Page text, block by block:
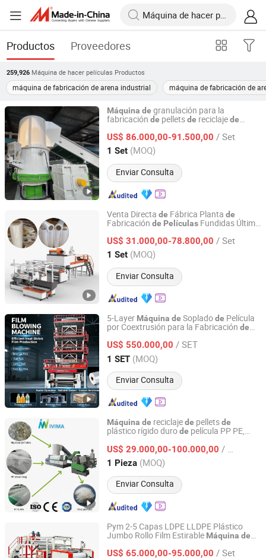
Productos Proveedores
259,926 Máquina de hacer películas Productos
máquina de fabricación de arena industrial máquina de fabricación de
Máquina de granulación para la
fabricación de pelletsde reciclajede
US$ 86.000,00-91.500,00 / Set
1 Set (MOQ)
Enviar Consulta
Zhangjiagang Sevenstars Machinery Co., Ltd.
Jiangsu, China Desde 2006
Venta Directa de Fábrica Planta de
Fabricación de Películas Fundidas Última
PelículasEstirables Utilizada para
EmpaquedeAlimentos y Textiles
US$ 31.000,00-78.800,00 / Set
1 Set (MOQ)
Enviar Consulta
Wenzhou Smile Machinery Co., Ltd.
Zhejiang, China Desde 2023
5-Layer Máquina de Sopladode Película
por Coextrusión para la Fabricación de
US$ 550.000,00 / SET
1 SET (MOQ)
Enviar Consulta
Ruian Debang Machinery Co., Ltd.
Zhejiang, China Desde 2026
Máquina de reciclajede pelletsde
plástico rígido durode película PP PE,
fabricacióndepellets
US$ 29.000,00-100.000,00 / Pieza
1 Pieza (MOQ)
Enviar Consulta
Zhangjiagang Ivima Technology Co., Ltd.
Jiangsu, China Desde 2026
Pym 2-5 Capas LDPE LLDPE Plástico
Jumbo Rollo Film Estirable Máquina de
LíneadeExtrusión Planta
US$ 65.000,00-95.000,00 / Set
Zhejiang Pinbo Plastic Machinery Co., Ltd.